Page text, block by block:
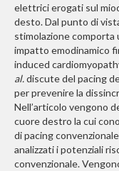
elettrici erogati sul
desto. Dal punto di
stimolazione comporta
impatto emodinamico
induced
al.discute del pacing
per prevenire la
Nell’articolo vengono
cuore destro la cui
di pacing
analizzati i potenziali
convenzionale.